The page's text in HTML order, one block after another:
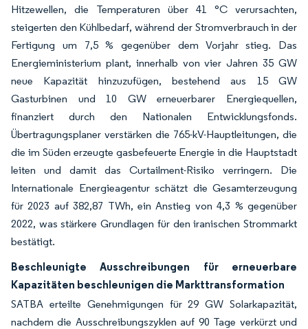
Hitzewellen, die Temperaturen über 41 °C verursachten,
steigerten den Kühlbedarf, während der Stromverbrauch in der
Fertigung um 7,5 % gegenüber dem Vorjahr stieg. Das
Energieministerium plant, innerhalb von vier Jahren 35 GW
neue Kapazität hinzuzufügen, bestehend aus 15 GW
Gasturbinen und 10 GW erneuerbarer Energiequellen,
finanziert durch den Nationalen Entwicklungsfonds.
Übertragungsplaner verstärken die 765-kV-Hauptleitungen, die
die im Süden erzeugte gasbefeuerte Energie in die Hauptstadt
leiten und damit das Curtailment-Risiko verringern. Die
Internationale Energieagentur schätzt die Gesamterzeugung
für 2023 auf 382,87 TWh, ein Anstieg von 4,3 % gegenüber
2022, was stärkere Grundlagen für den iranischen Strommarkt
bestätigt.
Beschleunigte Ausschreibungen für erneuerbare
Kapazitäten beschleunigen die Markttransformation
SATBA erteilte Genehmigungen für 29 GW Solarkapazität,
nachdem die Ausschreibungszyklen auf 90 Tage verkürzt und